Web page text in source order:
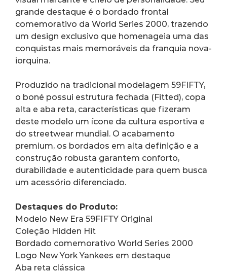
grande destaque é o bordado frontal
comemorativo da World Series 2000, trazendo
um design exclusivo que homenageia uma das
conquistas mais memoráveis da franquia nova-
iorquina.
Produzido na tradicional modelagem 59FIFTY,
o boné possui estrutura fechada (Fitted), copa
alta e aba reta, características que fizeram
deste modelo um ícone da cultura esportiva e
do streetwear mundial. O acabamento
premium, os bordados em alta definição e a
construção robusta garantem conforto,
durabilidade e autenticidade para quem busca
um acessório diferenciado.
Destaques do Produto:
Modelo New Era 59FIFTY Original
Coleção Hidden Hit
Bordado comemorativo World Series 2000
Logo New York Yankees em destaque
Aba reta clássica